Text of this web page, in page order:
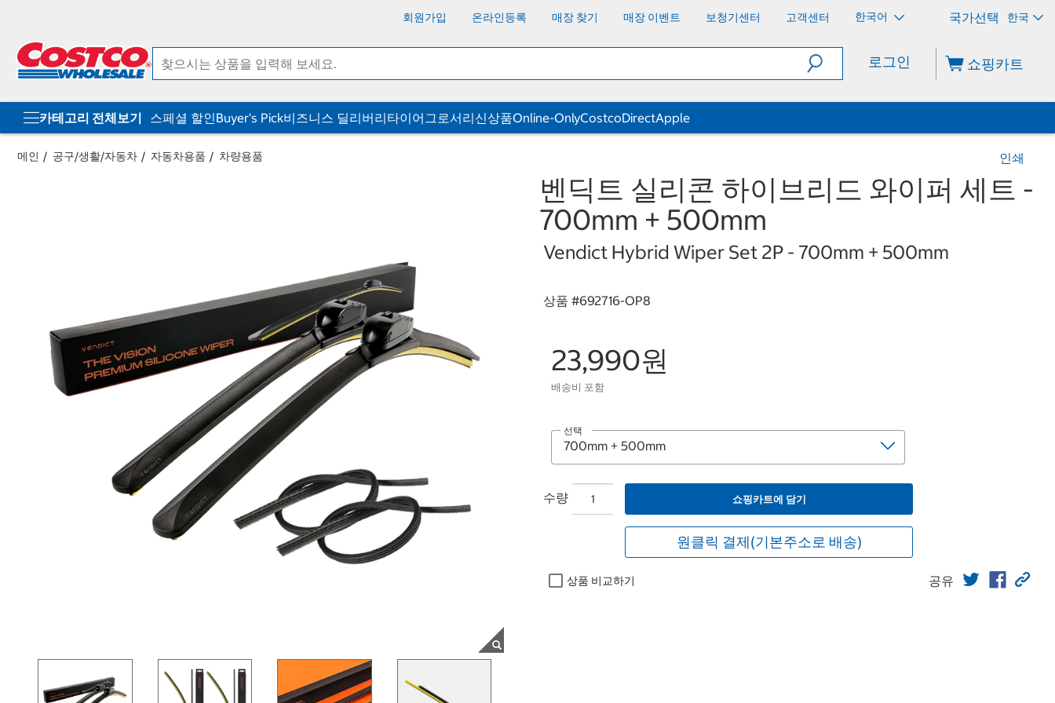
회원가입 온라인등록 매장 찾기 매장 이벤트 보청기센터 고객센터 한국어 한국
로그인 쇼핑카트
카테고리 전체보기 스페셜 할인Buyer's Pick비즈니스 딜리버리타이어그로서리신상품Online-OnlyCostcoDirectApple
메인 공구/생활/자동차 자동차용품 차량용품 인쇄
벤딕트 실리콘 하이브리드 와이퍼 세트 -
700mm + 500mm
Vendict Hybrid Wiper Set 2P - 700mm + 500mm
상품 #692716-OP8
23,990원
배송비 포함
선택
수량 쇼핑카트에 담기
원클릭 결제(기본주소로 배송)
상품 비교하기 공유